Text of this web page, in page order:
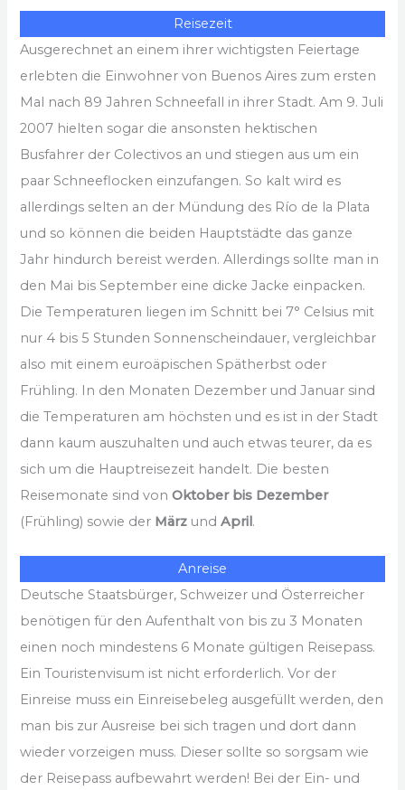
Reisezeit
Ausgerechnet an einem ihrer wichtigsten Feiertage
erlebten die Einwohner von Buenos Aires zum ersten
Mal nach 89 Jahren Schneefall in ihrer Stadt. Am 9. Juli
2007 hielten sogar die ansonsten hektischen
Busfahrer der Colectivos an und stiegen aus um ein
paar Schneeflocken einzufangen. So kalt wird es
allerdings selten an der Mündung des Río de la Plata
und so können die beiden Hauptstädte das ganze
Jahr hindurch bereist werden. Allerdings sollte man in
den Mai bis September eine dicke Jacke einpacken.
Die Temperaturen liegen im Schnitt bei 7° Celsius mit
nur 4 bis 5 Stunden Sonnenscheindauer, vergleichbar
also mit einem euroäpischen Spätherbst oder
Frühling. In den Monaten Dezember und Januar sind
die Temperaturen am höchsten und es ist in der Stadt
dann kaum auszuhalten und auch etwas teurer, da es
sich um die Hauptreisezeit handelt. Die besten
Reisemonate sind vonOktober bis Dezember
(Frühling) sowie der März undApril.
Anreise
Deutsche Staatsbürger, Schweizer und Österreicher
benötigen für den Aufenthalt von bis zu 3 Monaten
einen noch mindestens 6 Monate gültigen Reisepass.
Ein Touristenvisum ist nicht erforderlich. Vor der
Einreise muss ein Einreisebeleg ausgefüllt werden, den
man bis zur Ausreise bei sich tragen und dort dann
wieder vorzeigen muss. Dieser sollte so sorgsam wie
der Reisepass aufbewahrt werden! Bei der Ein- und